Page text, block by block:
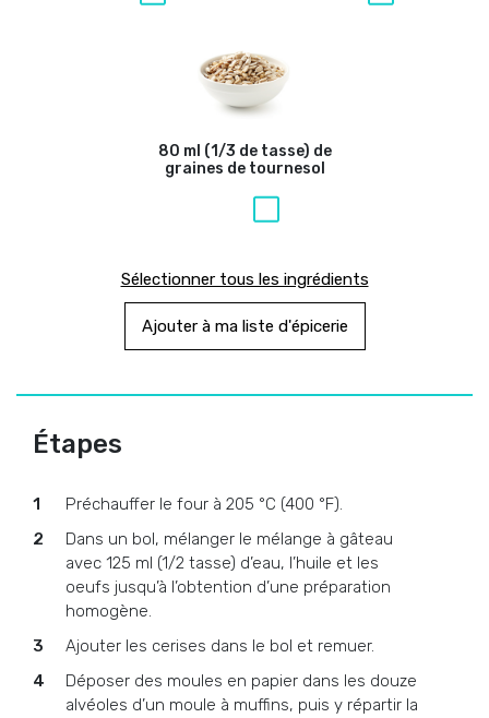
80 ml (1/3 de tasse) de
graines de tournesol
Sélectionner tous les ingrédients
Ajouter à ma liste d'épicerie
Étapes
Préchauffer le four à 205 °C (400 °F).
Dans un bol, mélanger le mélange à gâteau
avec 125 ml (1/2 tasse) d’eau, l’huile et les
oeufs jusqu’à l’obtention d’une préparation
homogène.
Ajouter les cerises dans le bol et remuer.
Déposer des moules en papier dans les douze
alvéoles d’un moule à muffins, puis y répartir la